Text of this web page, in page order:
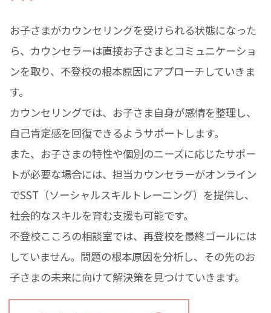
お子さまがカウンセリングを受けられる状態になった
ら、カウンセラーは直接お子さまとコミュニケーショ
ンを取り、不登校の根本原因にアプローチしていきま
す。
カウンセリングでは、お子さま自身が感情を整理し、
自己肯定感を回復できるようサポートします。
また、お子さまの特性や個別のニーズに応じたサポー
トが必要な場合には、担当カウンセラーがオンライン
でSST（ソーシャルスキルトレーニング）を提供し、
社会的なスキルを育む支援も可能です。
不登校こころの相談室では、再登校を最終ゴールには
していません。問題の根本原因を分析し、その先のお
子さまの未来に向けて解決策を見つけていきます。